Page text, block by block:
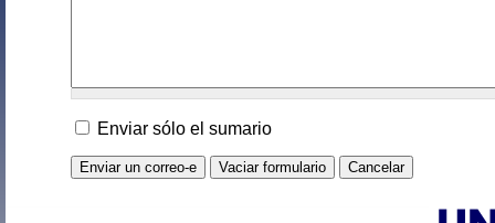
Enviar sólo el sumario